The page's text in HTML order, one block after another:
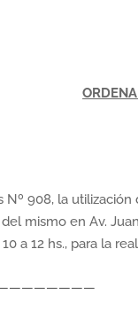
908, la utilización
mismo en Av.
a 12 hs., para la